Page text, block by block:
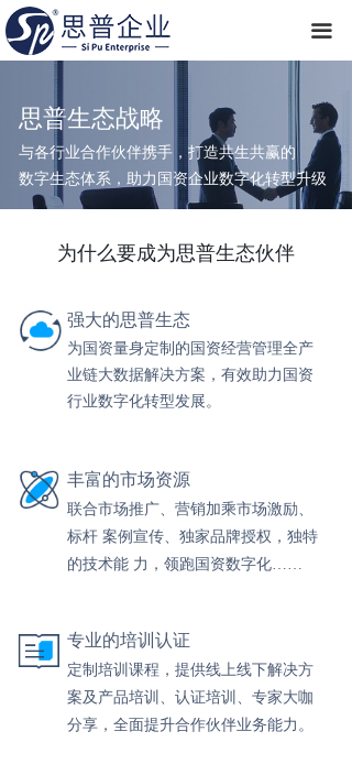
끀
思普生态战略
与各行业合作伙伴携手，打造共生共赢的
数字生态体系，助力国资企业数字化转型升级
为什么要成为思普生态伙伴
强大的思普生态
为国资量身定制的 国资经营管理全产
业链大数据解决方案，有效助力国资
行业数字化转型发展。
丰富的市场资源
联合市场推广、营销加乘市场激励、
标杆 案例宣传、独家品牌授权，独特
的技术能 力，领跑国资数字化……
专业的培训认证
定制培训课程，提供线上线下解决方
案及产品培训、认证培训、专家大咖
分享，全面提升合作伙伴业务能力。